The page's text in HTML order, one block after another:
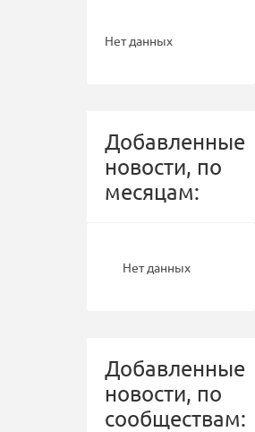
Нет данных
Добавленные
новости, по
месяцам:
Нет данных
Добавленные
новости, по
сообществам: